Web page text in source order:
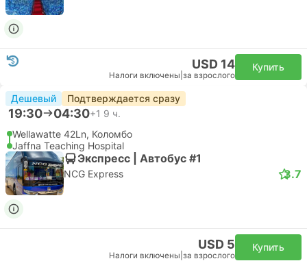
USD 14
Налоги включены за взрослого
Купить
Дешевый Подтверждается сразу
19:30 04:30+1 9 ч.
Wellawatte 42Ln, Коломбо
Jaffna Teaching Hospital
Экспресс | Автобус #1
NCG Express 3.7
USD 5
Налоги включены за взрослого
Купить